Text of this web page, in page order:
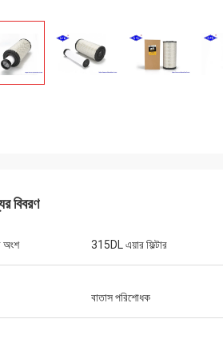
বিবরণ
অংশ 315DL এয়ার ফিল্টার
বাতাস পরিশোধক